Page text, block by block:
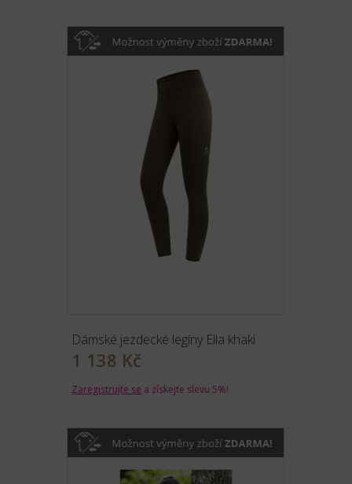
Dámské jezdecké legíny Ella khaki
1 138 Kč
Zaregistrujte se a získejte slevu 5%!